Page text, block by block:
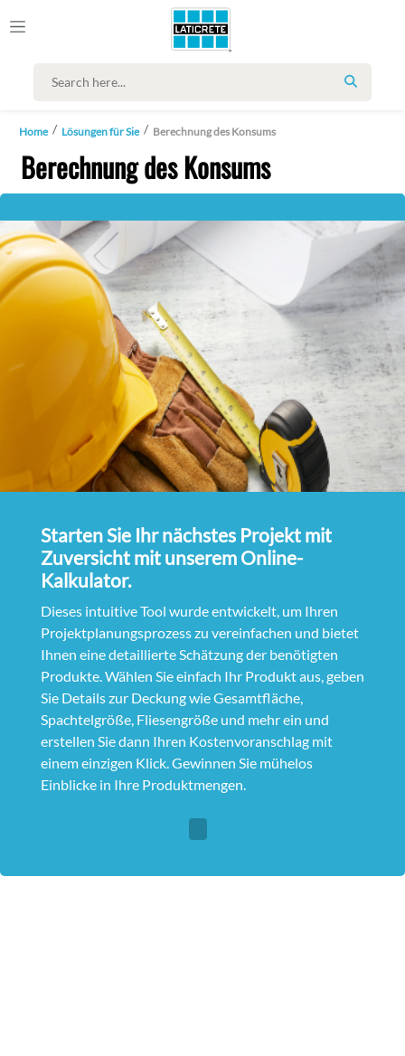
SEARCH
Home Lösungen für Sie Berechnung des Konsums
Berechnung des Konsums
Starten Sie Ihr nächstes Projekt mit
Zuversicht mit unserem Online-
Kalkulator.
Dieses intuitive Tool wurde entwickelt, um Ihren
Projektplanungsprozess zu vereinfachen und bietet
Ihnen eine detaillierte Schätzung der benötigten
Produkte. Wählen Sie einfach Ihr Produkt aus, geben
Sie Details zur Deckung wie Gesamtfläche,
Spachtelgröße, Fliesengröße und mehr ein und
erstellen Sie dann Ihren Kostenvoranschlag mit
einem einzigen Klick. Gewinnen Sie mühelos
Einblicke in Ihre Produktmengen.